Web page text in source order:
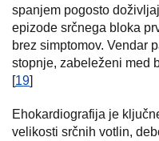
spanjem pogosto
epizode srčnega bloka
brez simptomov. Vendar
stopnje, zabeleženi med
[19]
Ehokardiografija je
velikosti srčnih votlin,